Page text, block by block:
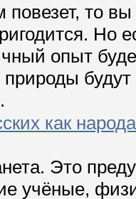
повезет, то
Но
опыт
природы
как
Это
учёные,